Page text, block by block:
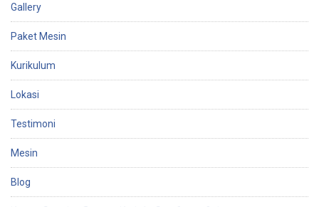
Gallery
Paket Mesin
Kurikulum
Lokasi
Testimoni
Mesin
Blog